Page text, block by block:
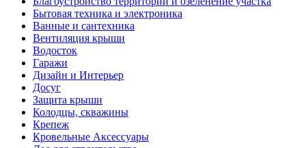
Бытовая техника и электроника
Ванные и сантехника
Вентиляция крыши
Водосток
Гаражи
Дизайн и Интерьер
Досуг
Защита крыши
Колодцы, скважины
Крепеж
Кровельные Аксессуары